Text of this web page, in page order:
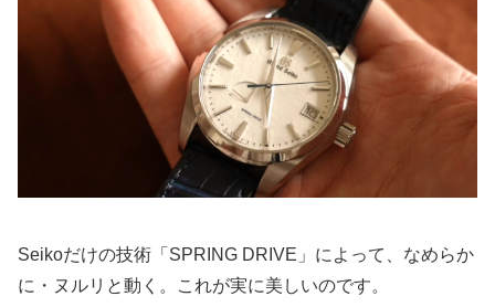
Seikoだけの技術「SPRING DRIVE」によって、なめらか
に・ヌルリと動く。これが実に美しいのです。